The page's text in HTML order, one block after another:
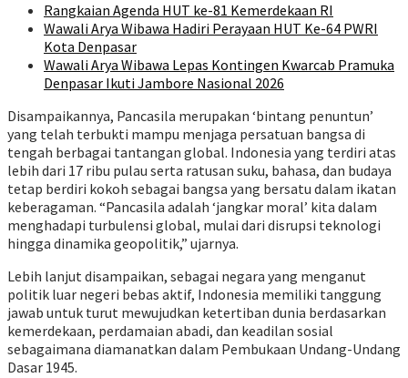
Rangkaian Agenda HUT ke-81 Kemerdekaan RI
Wawali Arya Wibawa Hadiri Perayaan HUT Ke-64 PWRI
Kota Denpasar
Wawali Arya Wibawa Lepas Kontingen Kwarcab Pramuka
Denpasar Ikuti Jambore Nasional 2026
Disampaikannya, Pancasila merupakan ‘bintang penuntun’
yang telah terbukti mampu menjaga persatuan bangsa di
tengah berbagai tantangan global. Indonesia yang terdiri atas
lebih dari 17 ribu pulau serta ratusan suku, bahasa, dan budaya
tetap berdiri kokoh sebagai bangsa yang bersatu dalam ikatan
keberagaman. “Pancasila adalah ‘jangkar moral’ kita dalam
menghadapi turbulensi global, mulai dari disrupsi teknologi
hingga dinamika geopolitik,” ujarnya.
Lebih lanjut disampaikan, sebagai negara yang menganut
politik luar negeri bebas aktif, Indonesia memiliki tanggung
jawab untuk turut mewujudkan ketertiban dunia berdasarkan
kemerdekaan, perdamaian abadi, dan keadilan sosial
sebagaimana diamanatkan dalam Pembukaan Undang-Undang
Dasar 1945.